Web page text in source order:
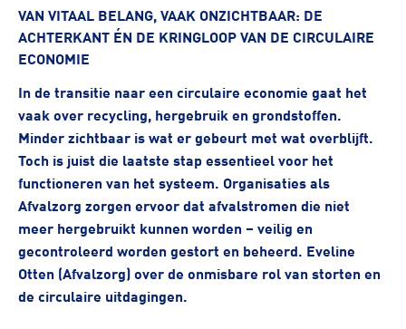
VAN VITAAL BELANG, VAAK ONZICHTBAAR: DE
ACHTERKANT ÉN DE KRINGLOOP VAN DE CIRCULAIRE
ECONOMIE
In de transitie naar een circulaire economie gaat het
vaak over recycling, hergebruik en grondstoffen.
Minder zichtbaar is wat er gebeurt met wat overblijft.
Toch is juist die laatste stap essentieel voor het
functioneren van het systeem. Organisaties als
Afvalzorg zorgen ervoor dat afvalstromen die niet
meer hergebruikt kunnen worden – veilig en
gecontroleerd worden gestort en beheerd. Eveline
Otten (Afvalzorg) over de onmisbare rol van storten en
de circulaire uitdagingen.